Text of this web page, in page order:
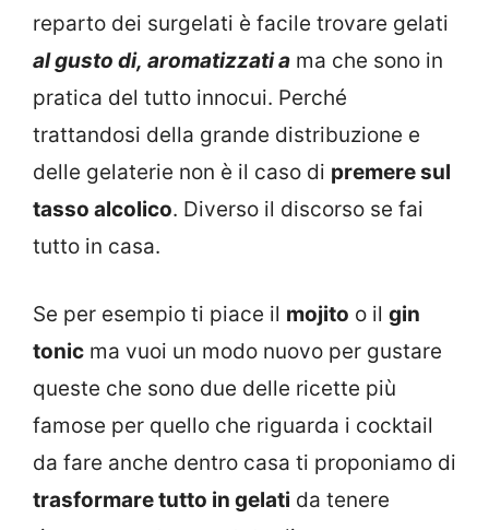
reparto dei surgelati è facile trovare gelati
al gusto di, aromatizzati a ma che sono in
pratica del tutto innocui. Perché
trattandosi della grande distribuzione e
delle gelaterie non è il caso di premere sul
tasso alcolico. Diverso il discorso se fai
tutto in casa.
Se per esempio ti piace il mojito o il gin
tonic ma vuoi un modo nuovo per gustare
queste che sono due delle ricette più
famose per quello che riguarda i cocktail
da fare anche dentro casa ti proponiamo di
trasformare tutto in gelati da tenere